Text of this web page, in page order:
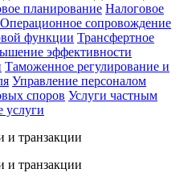
планирование Налоговое
Операционное сопровождение
функции Трансфертное
эффективности
Таможенное регулирование и
Управление персоналом
споров Услуги частным
услуги
и транзакции
и транзакции